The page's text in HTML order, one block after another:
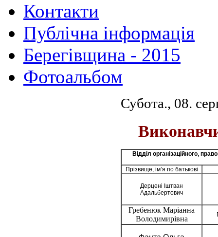
Контакти
Публічна інформація
Берегівщина - 2015
Фотоальбом
Субота., 08.
Відділ організаційного,
Прізвище, ім’я по батькові
Дерцені Іштван
Адальбертович
Гребенюк Маріанна
Володимирівна